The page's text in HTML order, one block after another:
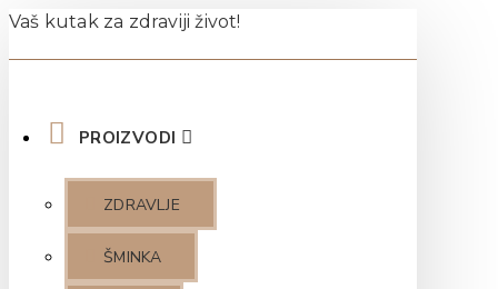
Vaš kutak za zdraviji život!
PROIZVODI
ZDRAVLJE
ŠMINKA